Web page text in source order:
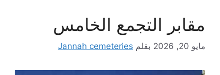
مقابر التجمع الخامس
مايو 20, 2026 بقلم Jannah cemeteries